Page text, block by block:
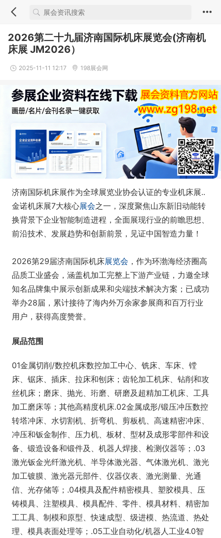
2026第二十九届济南国际机床展览会(济南机
床展 JM2026）
2025-11-11 12:17 198展会网
济南国际机床展作为全球展览业协会认证的专业机床展..
金诺机床展7大核心展会之一，深度聚焦山东新旧动能转
换背景下企业智能制造进程，全面展现行业的前瞻思想、
前沿技术、发展趋势和创新前景，见证中国智造力量！
2026第29届济南国际机床展览会 ，作为环渤海经济圈高
品质工业盛会，涵盖机加工完整上下游产业链，力邀全球
知名品牌集中展示创新成果和尖端技术解决方案；已成功
举办28届，累计接待了海内外万余家参展商和百万行业
用户，获得高度赞誉。
展品范围
01金属切削/数控机床数控加工中心、铣床、车床、镗
床、锯床、插床、拉床和刨床；齿轮加工机床、钻削和攻
丝机床；磨床、抛光、珩磨、研磨及超精加工机床、工具
加工磨床等；其他高精度机床.02金属成形/锻压冲压数控
转塔冲床、水切割机、折弯机、剪板机、高速精密冲床、
冲压和钣金制作、压力机、板材、型材及成形零部件和设
备、锻造设备和锻件及、机器人焊接、检测仪器等；.03
激光钣金光纤激光机、半导体激光器、气体激光机、激光
加工镀膜、激光器元部件、仪器仪表、激光测量、光通
信、光存储等；.04模具及配件精密模具、塑胶模具、压
铸模具、注塑模具、模具配件、零件、模具材料、精密加
工工具、制模和原型、快速成型、级进模、热流道、热处
理、模具表面处理等；.05工业自动化/机器人工业4.0智